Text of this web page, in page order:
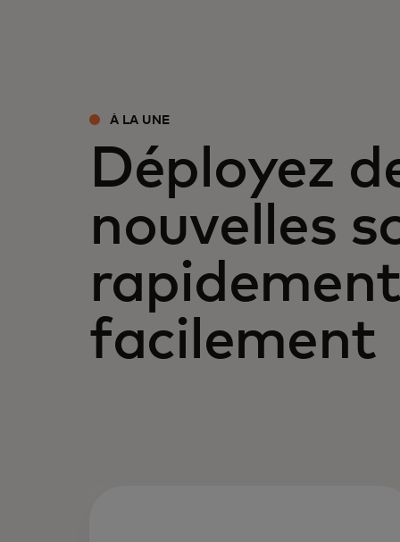
À LA UNE
Déployez
nouvelles
facilement